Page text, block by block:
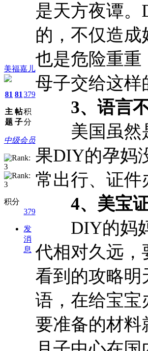
美福嘉儿
81
主
题
81
帖
子
379
积
分
中级会员
积分
379
发
消
息
是天方夜谭
的，不仅造
也是危险重重
母子交给这样
3、语言不
美国虽然是
果DIY的孕妈
常出行、证
4、美宝证
DIY的妈妈
代相对久远，
看到的攻略明
语，在给宝
要准备的材料